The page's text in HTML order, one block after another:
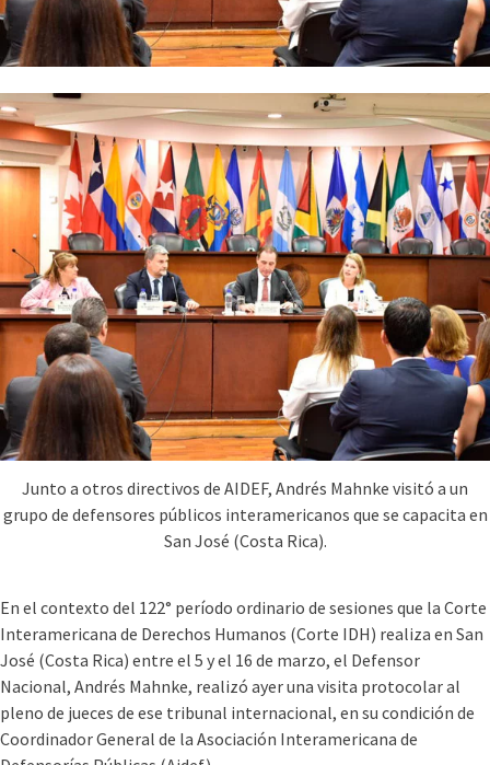
Junto a otros directivos de AIDEF, Andrés Mahnke visitó a un
grupo de defensores públicos interamericanos que se capacita en
San José (Costa Rica).
En el contexto del 122° período ordinario de sesiones que la Corte
Interamericana de Derechos Humanos (Corte IDH) realiza en San
José (Costa Rica) entre el 5 y el 16 de marzo, el Defensor
Nacional, Andrés Mahnke, realizó ayer una visita protocolar al
pleno de jueces de ese tribunal internacional, en su condición de
Coordinador General de la Asociación Interamericana de